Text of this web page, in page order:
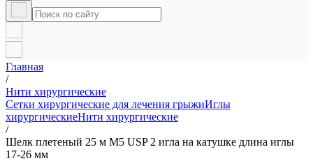
Главная
/
Нити хирургические
Сетки хирургические для лечения грыжиИглы
хирургическиеНити хирургические
/
Шелк плетеный 25 м М5 USP 2 игла на катушке длина иглы
17-26 мм